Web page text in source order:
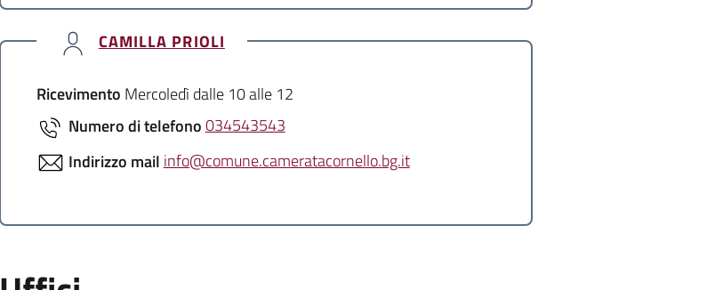
CAMILLA PRIOLI
Ricevimento Mercoledì dalle 10 alle 12
Numero di telefono034543543
Indirizzo mailinfo@comune.cameratacornello.bg.it